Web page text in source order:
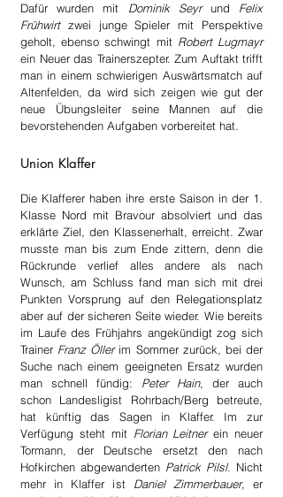
Dafür wurden mit Dominik Seyr und Felix
Frühwirt zwei junge Spieler mit Perspektive
geholt, ebenso schwingt mit Robert Lugmayr
ein Neuer das Trainerszepter. Zum Auftakt trifft
man in einem schwierigen Auswärtsmatch auf
Altenfelden, da wird sich zeigen wie gut der
neue Übungsleiter seine Mannen auf die
bevorstehenden Aufgaben vorbereitet hat.
Union Klaffer
Die Klafferer haben ihre erste Saison in der 1.
Klasse Nord mit Bravour absolviert und das
erklärte Ziel, den Klassenerhalt, erreicht. Zwar
musste man bis zum Ende zittern, denn die
Rückrunde verlief alles andere als nach
Wunsch, am Schluss fand man sich mit drei
Punkten Vorsprung auf den Relegationsplatz
aber auf der sicheren Seite wieder. Wie bereits
im Laufe des Frühjahrs angekündigt zog sich
Trainer Franz Öller im Sommer zurück, bei der
Suche nach einem geeigneten Ersatz wurden
man schnell fündig: Peter Hain, der auch
schon Landesligist Rohrbach/Berg betreute,
hat künftig das Sagen in Klaffer. Im zur
Verfügung steht mit Florian Leitner ein neuer
Tormann, der Deutsche ersetzt den nach
Hofkirchen abgewanderten Patrick Pilsl. Nicht
mehr in Klaffer ist Daniel Zimmerbauer, er